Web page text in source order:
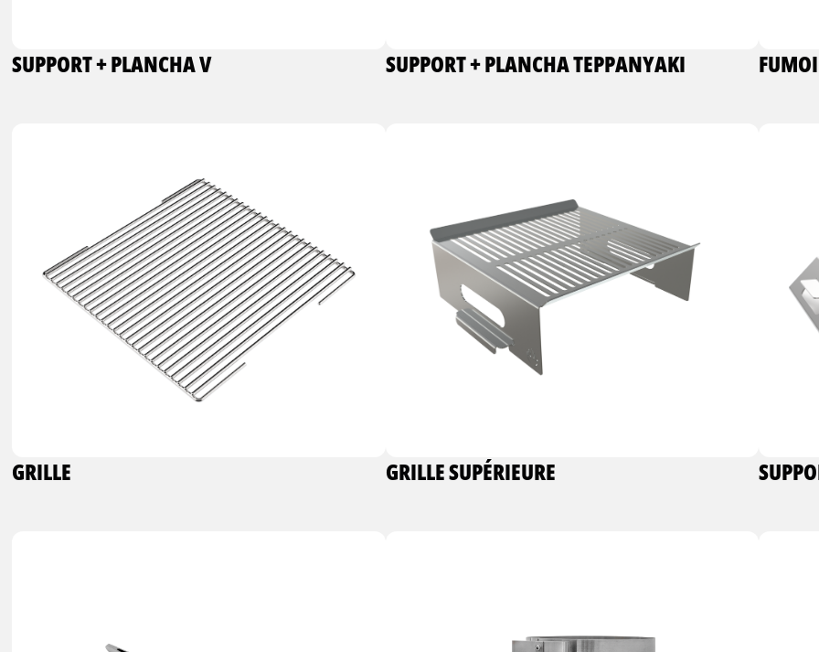
SUPPORT + PLANCHA V SUPPORT + PLANCHA TEPPANYAKI
GRILLE GRILLE SUPÉRIEURE